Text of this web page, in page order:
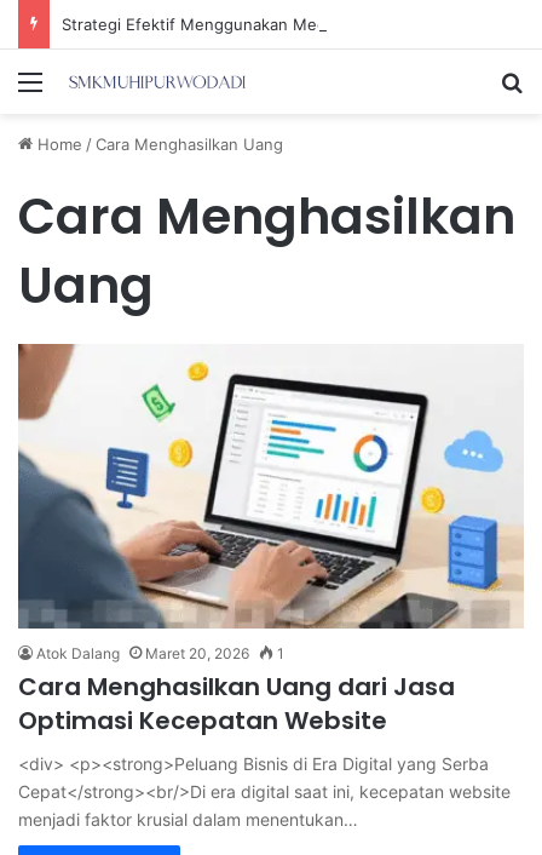
Menu
Home /Cara Menghasilkan Uang
Cara Menghasilkan
Uang
Atok Dalang Maret 20, 2026 1
Cara Menghasilkan Uang dari Jasa
Optimasi Kecepatan Website
<div> <p><strong>Peluang Bisnis di Era Digital yang Serba
Cepat</strong><br/>Di era digital saat ini, kecepatan website
menjadi faktor krusial dalam menentukan…